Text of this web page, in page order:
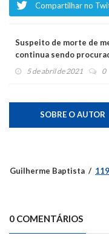
Compartilhar no
Suspeito de morte de
continua sendo
5 de abril de 2021 0
SOBRE O AUTOR
Guilherme Baptista
0 COMENTÁRIOS